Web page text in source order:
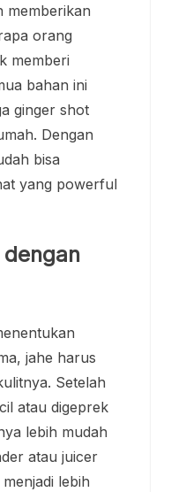
memberikan
orang
memberi
bahan ini
ginger shot
Dengan
bisa
yang powerful
jahe harus
Setelah
atau digeprek
lebih mudah
atau juicer
lebih